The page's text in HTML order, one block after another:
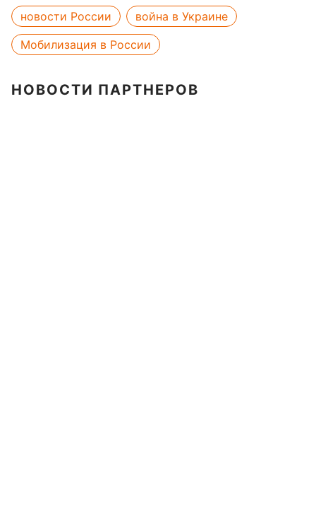
новости России
война в Украине
Мобилизация в России
НОВОСТИ ПАРТНЕРОВ